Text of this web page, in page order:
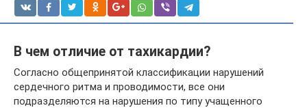
В чем отличие от тахикардии?
Согласно общепринятой классификации нарушений
сердечного ритма и проводимости, все они
подразделяются на нарушения по типу учащенного